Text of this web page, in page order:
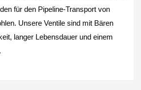
für den Pipeline-Transport von
Unsere Ventile sind mit Bären
langer Lebensdauer und einem